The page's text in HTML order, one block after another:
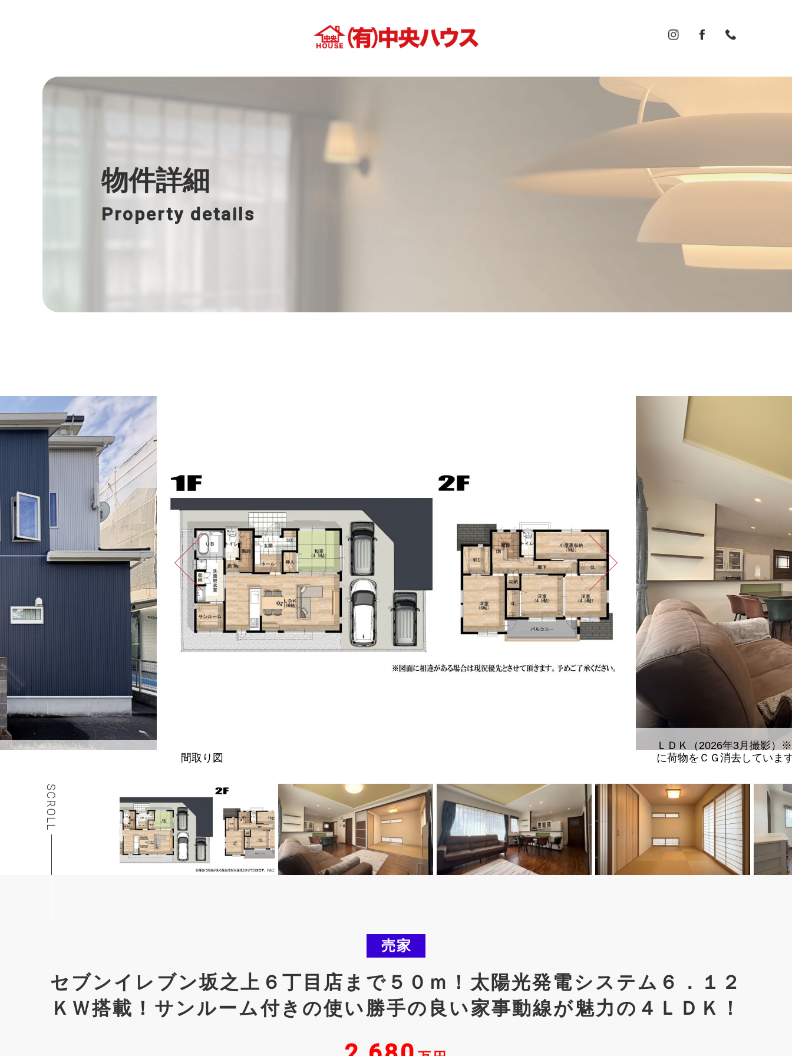
物件詳細
Property details
に荷物をＣＧ消去しています。
ＬＤＫ（2026年3月撮影）
に荷物をＣＧ消去していま
売家
セブンイレブン坂之上６丁目店まで５０ｍ！太陽光発電システム６．１２
ＫＷ搭載！サンルーム付きの使い勝手の良い家事動線が魅力の４ＬＤＫ！